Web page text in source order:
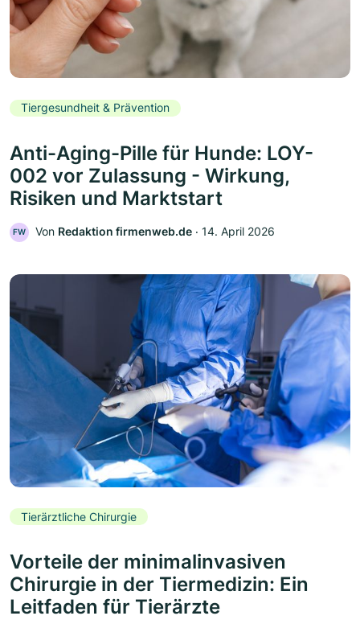
Tiergesundheit & Prävention
Anti-Aging-Pille für Hunde: LOY-
002 vor Zulassung - Wirkung,
Risiken und Marktstart
FW Von Redaktion firmenweb.de ‧ 14. April 2026
Tierärztliche Chirurgie
Vorteile der minimalinvasiven
Chirurgie in der Tiermedizin: Ein
Leitfaden für Tierärzte